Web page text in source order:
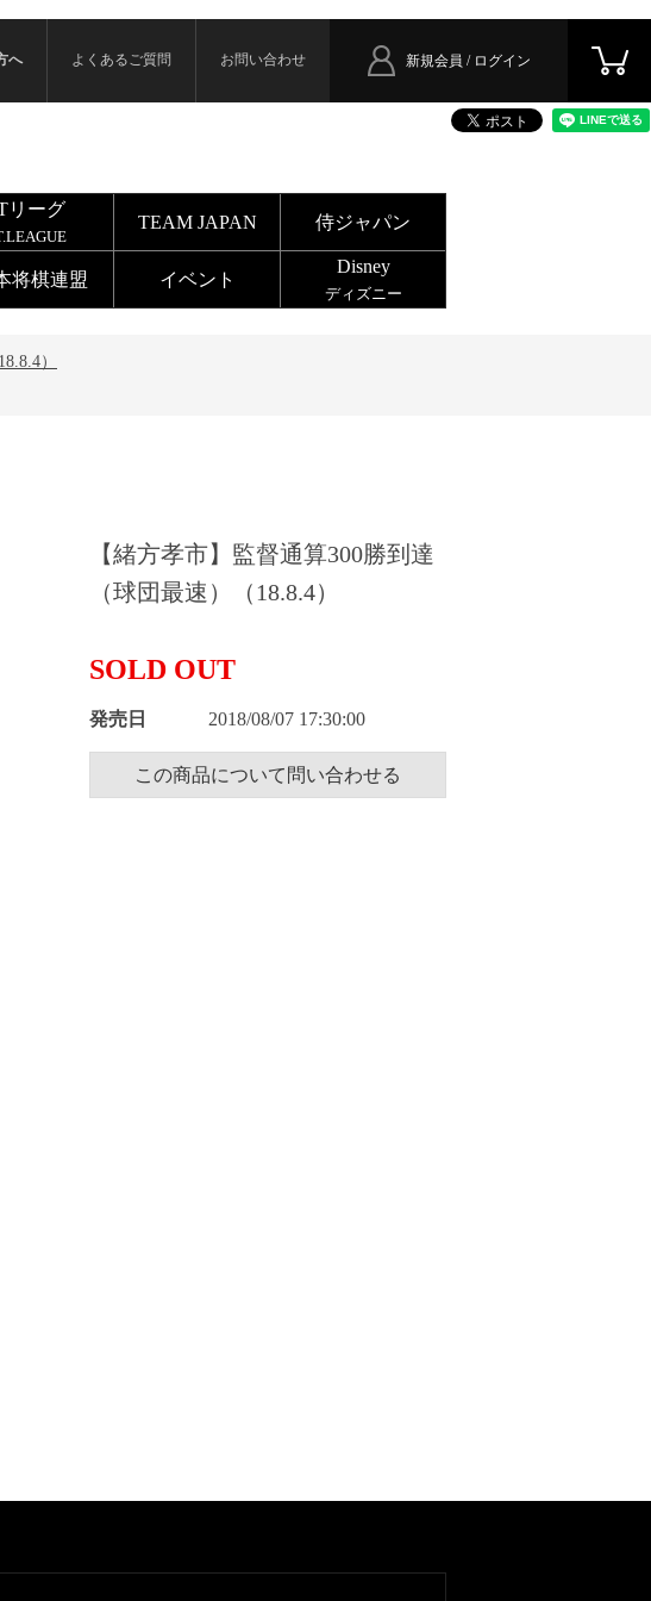
新規会員 / ログイン
へ よくあるご質問 お問い合わせ
リーグ
TEAM JAPAN 侍ジャパン
将棋連盟 イベント
Disney
ディズニー
）
【緒方孝市】監督通算300勝到達
（球団最速）（18.8.4）
SOLD OUT
発売日 2018/08/07 17:30:00
この商品について問い合わせる